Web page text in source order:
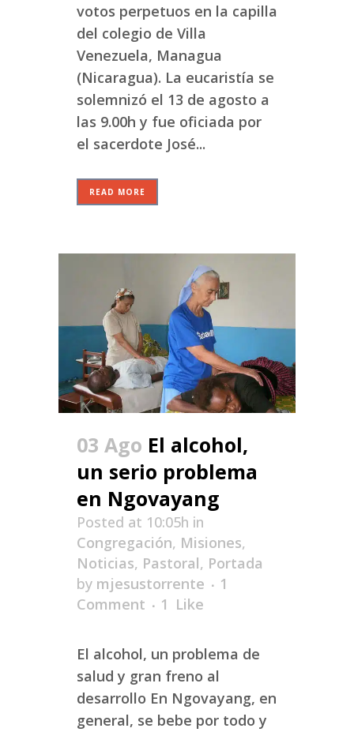
votos perpetuos en la capilla
del colegio de Villa
Venezuela, Managua
(Nicaragua). La eucaristía se
solemnizó el 13 de agosto a
las 9.00h y fue oficiada por
el sacerdote José...
READ MORE
03 Ago El alcohol,
un serio problema
en Ngovayang
Posted at 10:05h in
Congregación, Misiones,
Noticias, Pastoral, Portada
by mjesustorrente
1
Comment
1 Like
El alcohol, un problema de
salud y gran freno al
desarrollo En Ngovayang, en
general, se bebe por todo y